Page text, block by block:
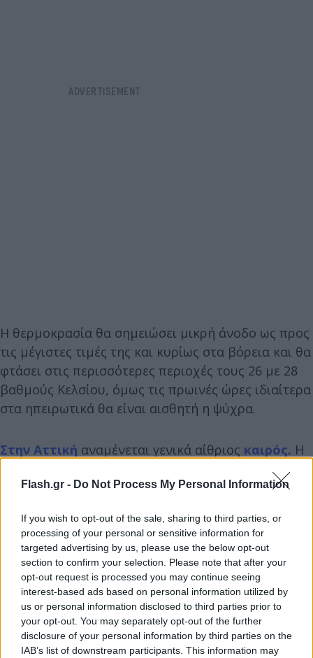
Flash.gr - Do Not Process My Personal Information
If you wish to opt-out of the sale, sharing to third parties, or
processing of your personal or sensitive information for
targeted advertising by us, please use the below opt-out
section to confirm your selection. Please note that after your
opt-out request is processed you may continue seeing
interest-based ads based on personal information utilized by
us or personal information disclosed to third parties prior to
your opt-out. You may separately opt-out of the further
disclosure of your personal information by third parties on the
IAB’s list of downstream participants. This information may
Η θερμοκρασία θα σημειώσει μικρή άνοδο ως προς
τις μέγιστες τιμές της και κυρίως στα βόρεια και θα
φτάσει στις περισσότερες περιοχές τους 26 με 28
βαθμούς Κελσίου, όμως τις πρωινές ώρες ιδιαίτερα
στα ηπειρωτικά θα είναι αισθητή η ψύχρα.
Στην Αττική αναμένεται γενικά αίθριος καιρός. Η
θερμοκρασία θα κυμανθεί από 13 έως 27 βαθμούς
Κελσίου. Οι άνεμοι θα πνέουν από βόρειες
γίνουν μεταβλητοί.